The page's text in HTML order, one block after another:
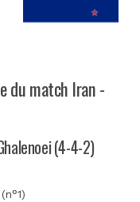
du match Iran -
(4-4-2)